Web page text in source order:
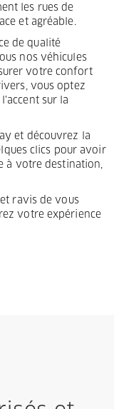
les rues de
et agréable.
de qualité
nos véhicules
votre confort
vous optez
sur la
et découvrez la
clics pour avoir
à votre destination,
ravis de vous
votre expérience